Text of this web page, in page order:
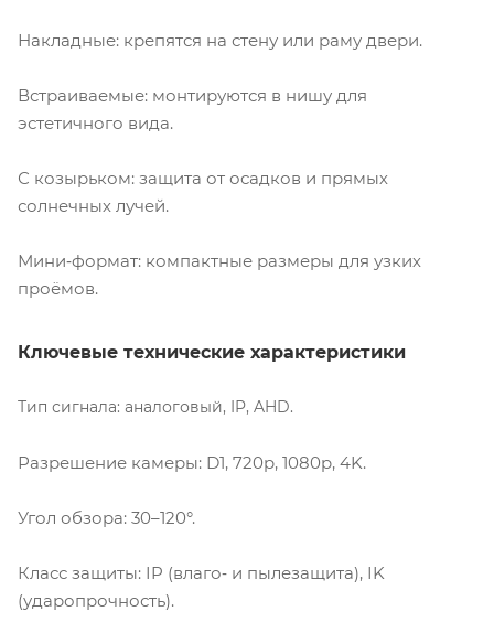
Накладные: крепятся на стену или раму двери.
Встраиваемые: монтируются в нишу для
эстетичного вида.
С козырьком: защита от осадков и прямых
солнечных лучей.
Мини‑формат: компактные размеры для узких
проёмов.
Ключевые технические характеристики
Тип сигнала: аналоговый, IP, AHD.
Разрешение камеры: D1, 720p, 1080p, 4K.
Угол обзора: 30–120°.
Класс защиты: IP (влаго‑ и пылезащита), IK
(ударопрочность).